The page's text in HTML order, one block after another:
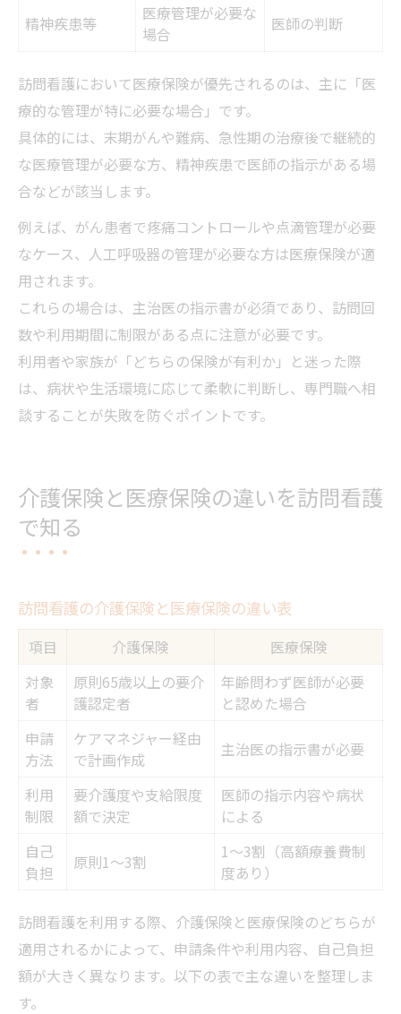
精神疾患等
医療管理が必要な
場合
医師の判断
訪問看護において医療保険が優先されるのは、主に「医
療的な管理が特に必要な場合」です。
具体的には、末期がんや難病、急性期の治療後で継続的
な医療管理が必要な方、精神疾患で医師の指示がある場
合などが該当します。
例えば、がん患者で疼痛コントロールや点滴管理が必要
なケース、人工呼吸器の管理が必要な方は医療保険が適
用されます。
これらの場合は、主治医の指示書が必須であり、訪問回
数や利用期間に制限がある点に注意が必要です。
利用者や家族が「どちらの保険が有利か」と迷った際
は、病状や生活環境に応じて柔軟に判断し、専門職へ相
談することが失敗を防ぐポイントです。
介護保険と医療保険の違いを訪問看護
で知る
訪問看護の介護保険と医療保険の違い表
項目 介護保険
医療保険
対象
者
原則65歳以上の要介
護認定者
年齢問わず医師が必要
と認めた場合
申請
方法
ケアマネジャー経由
で計画作成
主治医の指示書が必要
利用
制限
要介護度や支給限度
額で決定
医師の指示内容や病状
による
自己
負担
原則1～3割
1～3割（高額療養費制
度あり）
訪問看護を利用する際、介護保険と医療保険のどちらが
適用されるかによって、申請条件や利用内容、自己負担
額が大きく異なります。以下の表で主な違いを整理しま
す。